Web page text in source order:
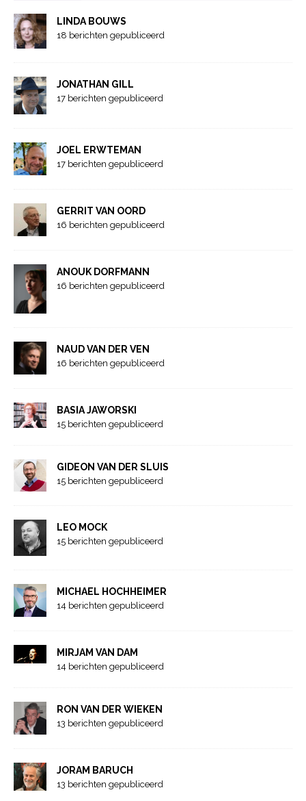
LINDA BOUWS
18 berichten gepubliceerd
JONATHAN GILL
17 berichten gepubliceerd
JOEL ERWTEMAN
17 berichten gepubliceerd
GERRIT VAN OORD
16 berichten gepubliceerd
ANOUK DORFMANN
16 berichten gepubliceerd
NAUD VAN DER VEN
16 berichten gepubliceerd
BASIA JAWORSKI
15 berichten gepubliceerd
GIDEON VAN DER SLUIS
15 berichten gepubliceerd
LEO MOCK
15 berichten gepubliceerd
MICHAEL HOCHHEIMER
14 berichten gepubliceerd
MIRJAM VAN DAM
14 berichten gepubliceerd
RON VAN DER WIEKEN
13 berichten gepubliceerd
JORAM BARUCH
13 berichten gepubliceerd